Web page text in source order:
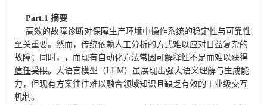
Part.1 摘要
高效的故障诊断对保障生产环境中操作系统的稳定性与可靠性
至关重要。然而，传统依赖人工分析的方式难以应对日益复杂的
故障； 同时，，而现有自动化方法常因可解释性不足而难以获得
信任受限。大语言模型（LLM）虽展现出强大语义理解与生成能
力，但现有方案往往难以融合领域知识且缺乏有效的工业级交互
机制。